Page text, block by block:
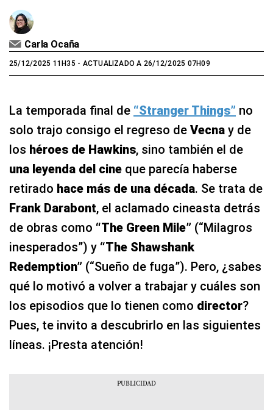
Carla Ocaña
25/12/2025 11H35 - ACTUALIZADO A 26/12/2025 07H09
La temporada final de “Stranger Things” no
solo trajo consigo el regreso de Vecna y de
los héroes de Hawkins, sino también el de
una leyenda del cine que parecía haberse
retirado hace más de una década. Se trata de
Frank Darabont, el aclamado cineasta detrás
de obras como “The Green Mile” (“Milagros
inesperados”) y “The Shawshank
Redemption” (“Sueño de fuga”). Pero, ¿sabes
qué lo motivó a volver a trabajar y cuáles son
los episodios que lo tienen como director?
Pues, te invito a descubrirlo en las siguientes
líneas. ¡Presta atención!